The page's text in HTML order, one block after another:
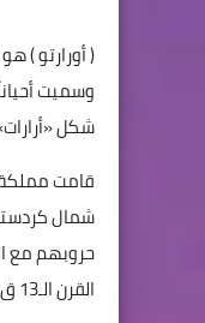
( أورارتو )
شكل
شمال
حروبهم مع
القرن الـ13 ق.م